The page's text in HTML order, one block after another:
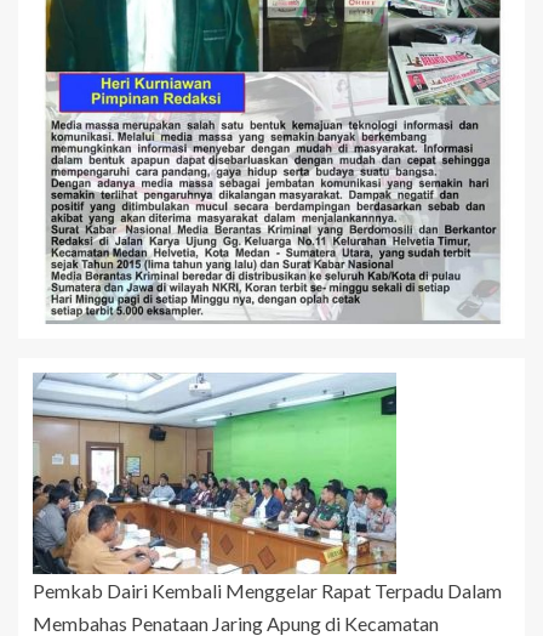
Pemkab Dairi Kembali Menggelar Rapat Terpadu Dalam
Membahas Penataan Jaring Apung di Kecamatan